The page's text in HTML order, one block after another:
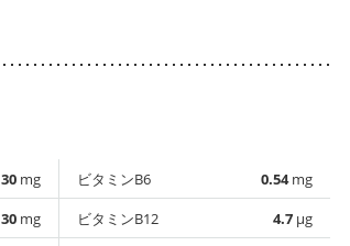
30 mg
30 mg
ビタミンB6 0.54mg
ビタミンB12
4.7 µg